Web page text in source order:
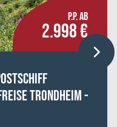
P.P. AB
2.998 €
Trondheim -